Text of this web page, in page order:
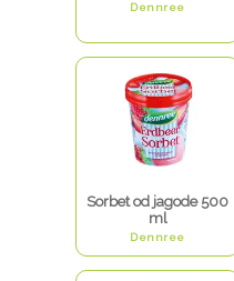
Dennree
Sorbet od jagode 500
ml
Dennree